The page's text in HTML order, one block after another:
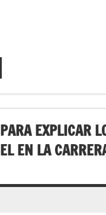
EXPLICAR
EN LA